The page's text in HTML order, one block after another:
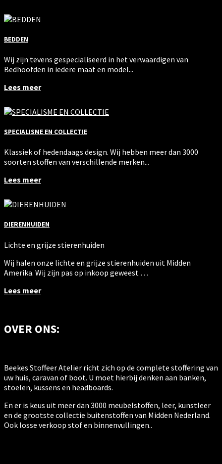
BEDDEN
Wij zijn tevens gespecialiseerd in het verwaardigen van
Bedhoofden in iedere maat en model...
Lees meer
SPECIALISME EN COLLECTIE
Klassiek of hedendaags design. Wij hebben meer dan 3000
soorten stoffen van verschillende merken...
Lees meer
DIERENHUIDEN
Lichte en grijze stierenhuiden
Wij halen onze lichte en grijze stierenhuiden uit Midden
Amerika. Wij zijn pas op inkoop geweest …
Lees meer
OVER ONS:
Beekes Stoffeer Atelier richt zich op de complete stoffering van
uw huis, caravan of boot. U moet hierbij denken aan banken,
stoelen, kussens en headboards.
En er is keus uit meer dan 3000 meubelstoffen, leer, kunstleer
en de grootste collectie buitenstoffen van Midden Nederland.
Ook losse verkoop stof en binnenvullingen..